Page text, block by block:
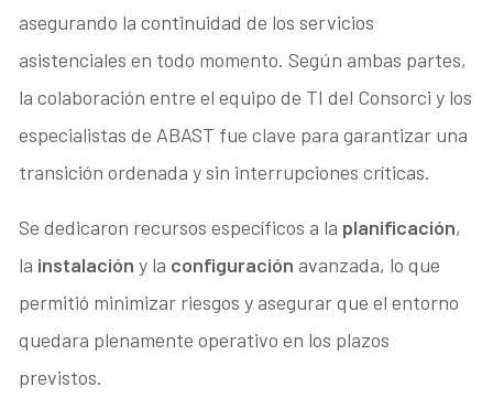
asegurando la continuidad de los servicios
asistenciales en todo momento. Según ambas partes,
la colaboración entre el equipo de TI del Consorci y los
especialistas de ABAST fue clave para garantizar una
transición ordenada y sin interrupciones críticas.
Se dedicaron recursos específicos a la planificación,
la instalacióny la configuraciónavanzada, lo que
permitió minimizar riesgos y asegurar que el entorno
quedara plenamente operativo en los plazos
previstos.